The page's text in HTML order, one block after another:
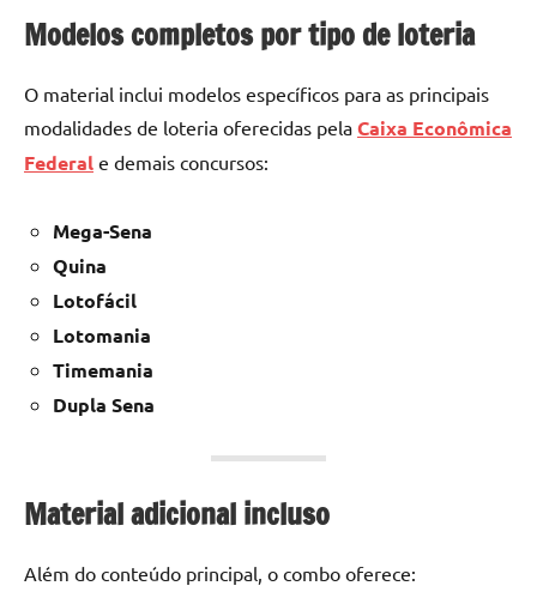
Modelos completos por tipo de loteria
O material inclui modelos específicos para as principais
modalidades de loteria oferecidas pela Caixa Econômica
Federal e demais concursos:
Mega-Sena
Quina
Lotofácil
Lotomania
Timemania
Dupla Sena
Material adicional incluso
Além do conteúdo principal, o combo oferece: